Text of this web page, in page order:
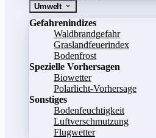
Umwelt
Gefahrenindizes
Waldbrandgefahr
Graslandfeuerindex
Bodenfrost
Spezielle Vorhersagen
Biowetter
Polarlicht-Vorhersage
Sonstiges
Bodenfeuchtigkeit
Luftverschmutzung
Flugwetter